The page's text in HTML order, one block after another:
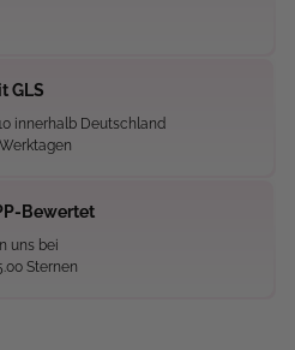
GLS
innerhalb Deutschland
Bewertet
uns bei
Sternen